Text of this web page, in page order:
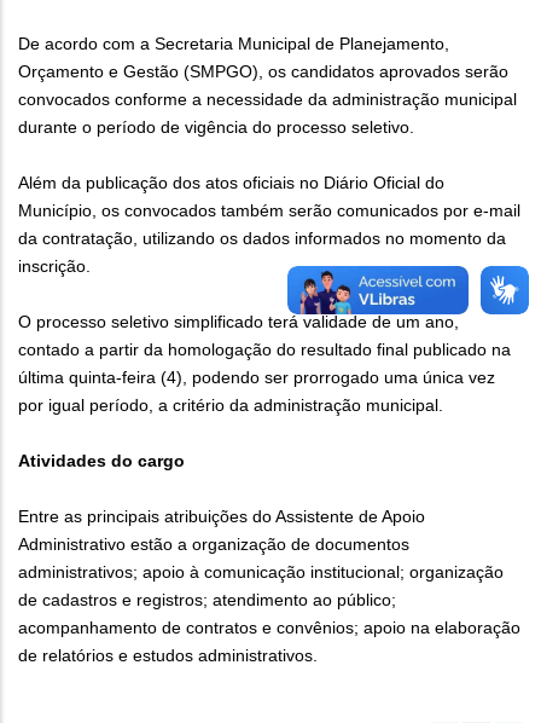
De acordo com a Secretaria Municipal de Planejamento,
Orçamento e Gestão (SMPGO), os candidatos aprovados serão
convocados conforme a necessidade da administração municipal
durante o período de vigência do processo seletivo.
Além da publicação dos atos oficiais no Diário Oficial do
Município, os convocados também serão comunicados por e-mail
da contratação, utilizando os dados informados no momento da
inscrição.
O processo seletivo simplificado terá validade de um ano,
contado a partir da homologação do resultado final publicado na
última quinta-feira (4), podendo ser prorrogado uma única vez
por igual período, a critério da administração municipal.
Atividades do cargo
Entre as principais atribuições do Assistente de Apoio
Administrativo estão a organização de documentos
administrativos; apoio à comunicação institucional; organização
de cadastros e registros; atendimento ao público;
acompanhamento de contratos e convênios; apoio na elaboração
de relatórios e estudos administrativos.